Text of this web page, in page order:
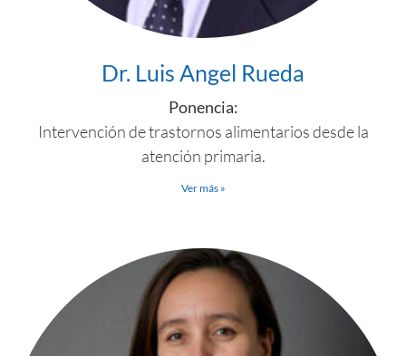
Dr. Luis Angel Rueda
Ponencia:
Intervención de trastornos alimentarios desde la
atención primaria.
Ver más »